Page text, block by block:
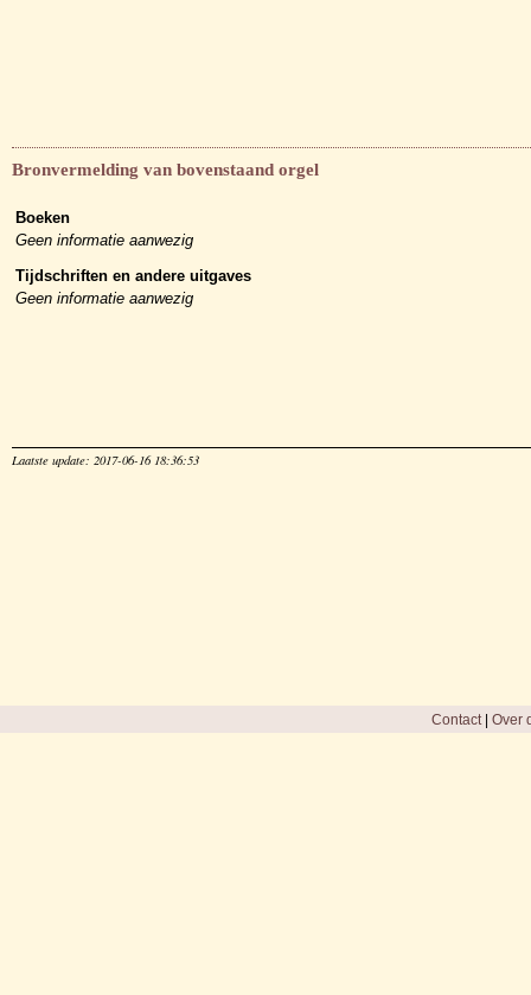
Bronvermelding van bovenstaand orgel
Boeken
Geen informatie aanwezig
Tijdschriften en andere uitgaves
Geen informatie aanwezig
Laatste update: 2017-06-16 18:36:53
Contact| Over